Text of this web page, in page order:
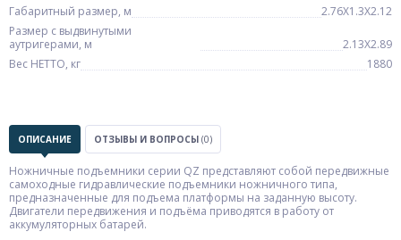
Габаритный размер, м
2.76X1.3X2.12
Размер с выдвинутыми
аутригерами, м
2.13X2.89
Вес НЕТТО, кг
1880
ОПИСАНИЕ ОТЗЫВЫ И ВОПРОСЫ (0)
Ножничные подъемники серии QZ представляют собой передвижные
самоходные гидравлические подъемники ножничного типа,
предназначенные для подъема платформы на заданную высоту.
Двигатели передвижения и подъёма приводятся в работу от
аккумуляторных батарей.